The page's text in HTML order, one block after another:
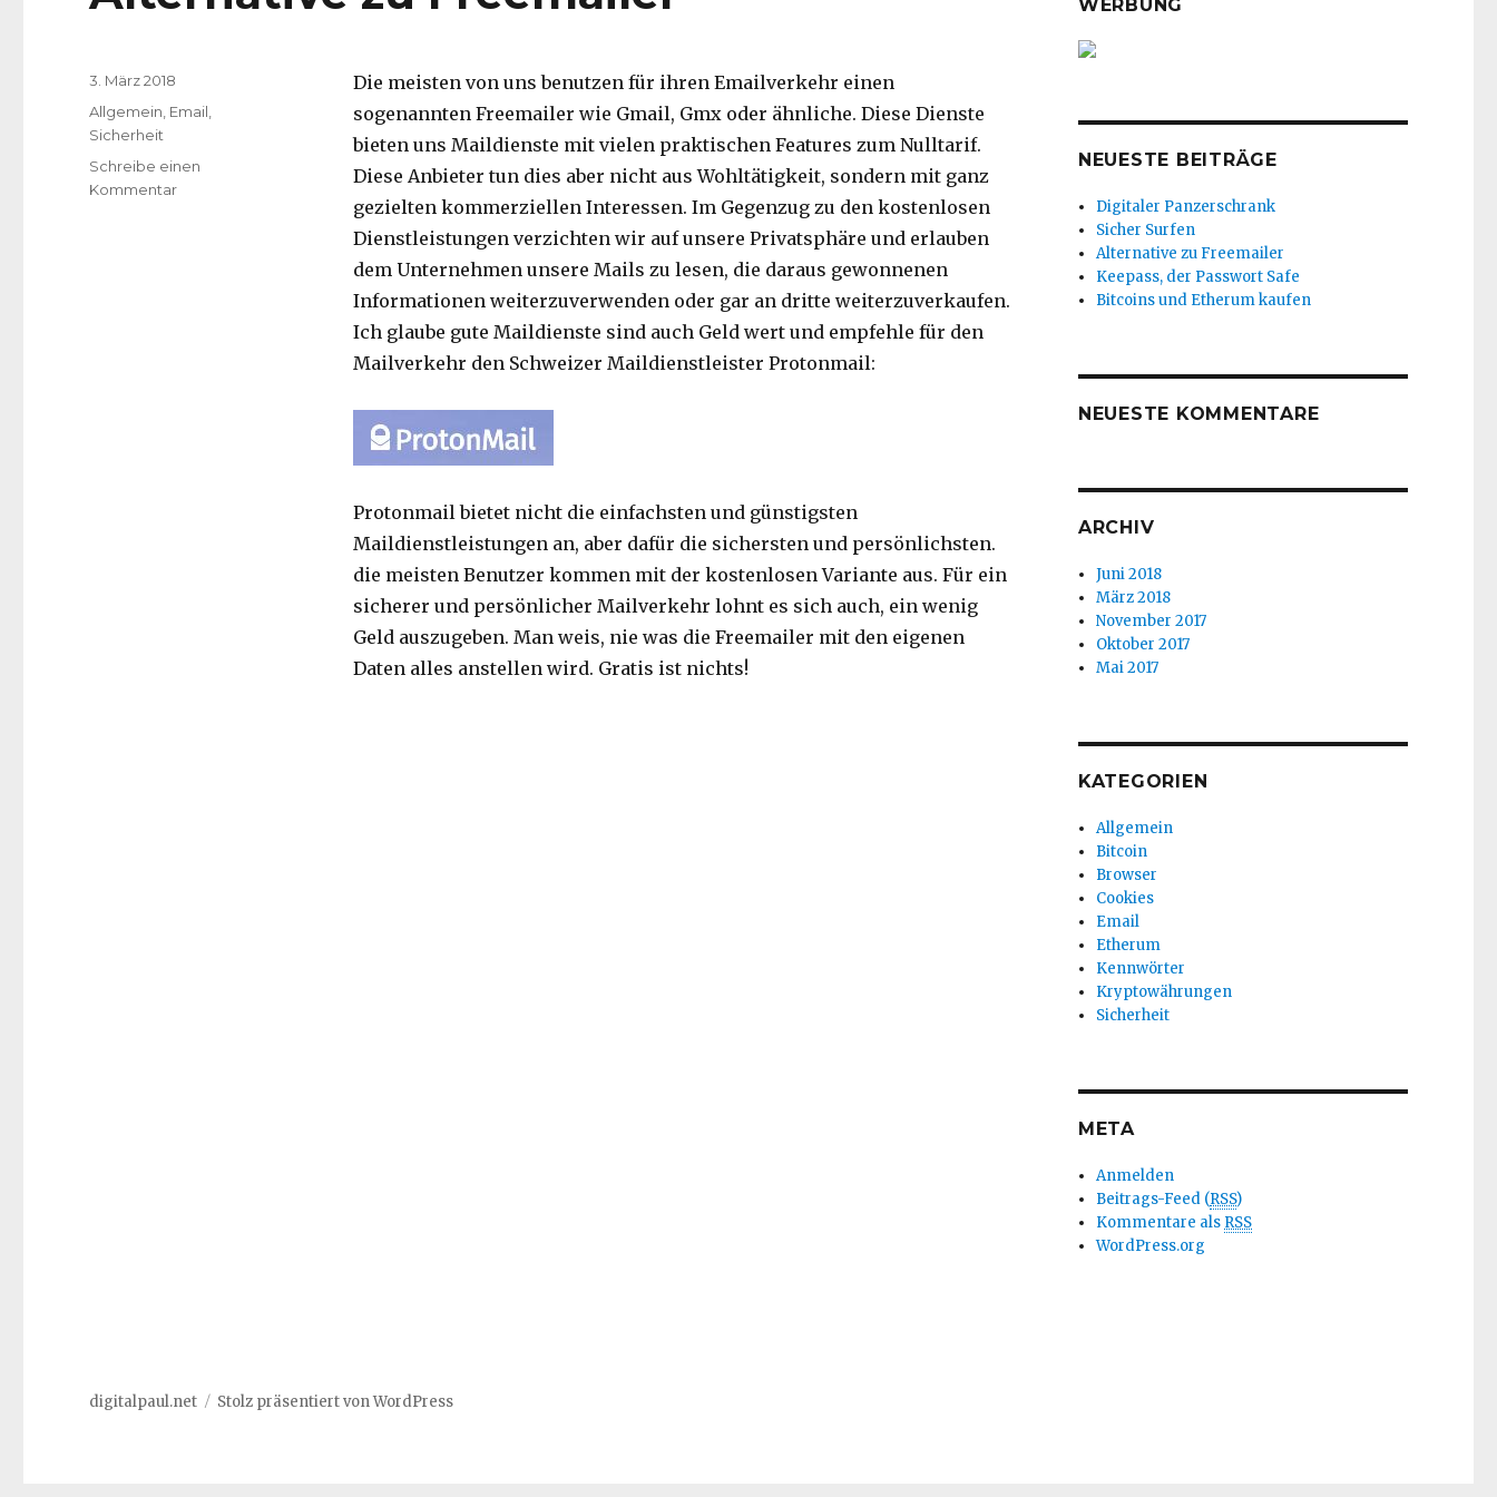
Die meisten von uns benutzen für ihren Emailverkehr einen
sogenannten Freemailer wie Gmail, Gmx oder ähnliche. Diese Dienste
bieten uns Maildienste mit vielen praktischen Features zum Nulltarif.
Diese Anbieter tun dies aber nicht aus Wohltätigkeit, sondern mit ganz
gezielten kommerziellen Interessen. Im Gegenzug zu den kostenlosen
Dienstleistungen verzichten wir auf unsere Privatsphäre und erlauben
dem Unternehmen unsere Mails zu lesen, die daraus gewonnenen
Informationen weiterzuverwenden oder gar an dritte weiterzuverkaufen.
Ich glaube gute Maildienste sind auch Geld wert und empfehle für den
Mailverkehr den Schweizer Maildienstleister Protonmail:
Protonmail bietet nicht die einfachsten und günstigsten
Maildienstleistungen an, aber dafür die sichersten und persönlichsten.
die meisten Benutzer kommen mit der kostenlosen Variante aus. Für ein
sicherer und persönlicher Mailverkehr lohnt es sich auch, ein wenig
Geld auszugeben. Man weis, nie was die Freemailer mit den eigenen
Daten alles anstellen wird. Gratis ist nichts!
Veröffentlicht
am
3. März 2018
Kategorien
Allgemein Email
Sicherheit
Schreibe einen
Kommentar
WERBUNG
NEUESTE BEITRÄGE
Digitaler Panzerschrank
Sicher Surfen
Alternative zu Freemailer
Keepass, der Passwort Safe
Bitcoins und Etherum kaufen
NEUESTE KOMMENTARE
ARCHIV
Juni 2018
März 2018
November 2017
Oktober 2017
Mai 2017
KATEGORIEN
Allgemein
Bitcoin
Browser
Cookies
Email
Etherum
Kennwörter
Kryptowährungen
Sicherheit
META
Anmelden
Beitrags-Feed (RSS)
Kommentare als RSS
WordPress.org
digitalpaul.net Stolz präsentiert von WordPress